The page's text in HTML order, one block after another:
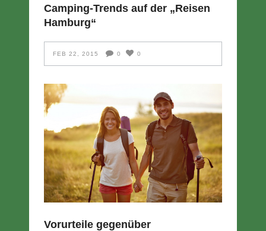
Camping-Trends auf der „Reisen
Hamburg“
FEB 22, 2015 0 0
Vorurteile gegenüber